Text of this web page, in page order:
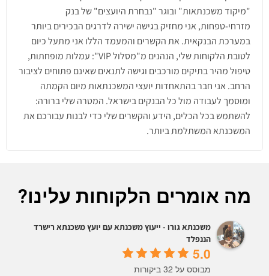
"מיקוד משכנתאות" ובוגר "נבחרת היועצים" של בנק
מזרחי-טפחות, אני מחזיק בגישה ישירה לדרגים הבכירים ביותר
במערכת הבנקאית. את הקשרים והמעמד הללו אני מתעל כיום
לטובת הלקוחות שלי, הנהנים מ"מסלול VIP": עמלות מופחתות,
טיפול מהיר בתיקים מורכבים וגישה לתנאים שאינם פתוחים לציבור
הרחב. אני חבר בהתאחדות יועצי המשכנתאות מיום הקמתה
ומוסמך לעבודה מול כל הבנקים בישראל. המטרה שלי ברורה:
להשתמש בכל הכלים, הידע והקשרים שלי כדי לבנות עבורכם את
המשכנתא המשתלמת ביותר.
מה אומרים הלקוחות עלינו?
משכנתא גורו - ייעוץ משכנתא עם יועץ משכנתא רישרד
הננפלד
5.0
מבוסס על 32 ביקורות